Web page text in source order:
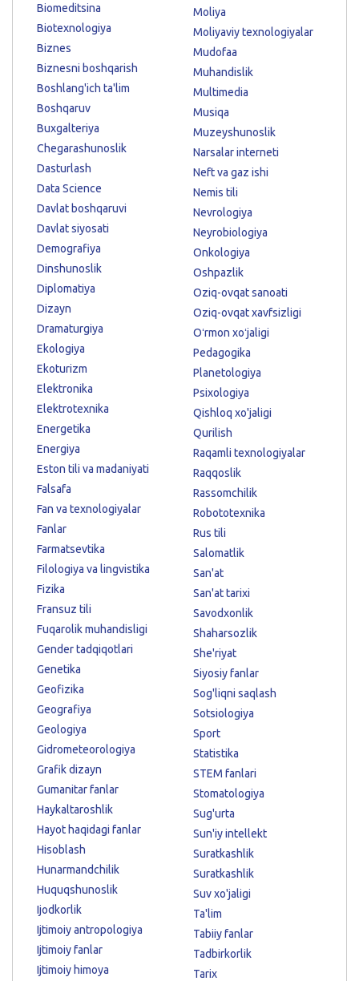
Biomeditsina
Biotexnologiya
Biznes
Biznesni boshqarish
Boshlang'ich ta'lim
Boshqaruv
Buxgalteriya
Chegarashunoslik
Dasturlash
Data Science
Davlat boshqaruvi
Davlat siyosati
Demografiya
Dinshunoslik
Diplomatiya
Dizayn
Dramaturgiya
Ekologiya
Ekoturizm
Elektronika
Elektrotexnika
Energetika
Energiya
Eston tili va madaniyati
Falsafa
Fan va texnologiyalar
Fanlar
Farmatsevtika
Filologiya va lingvistika
Fizika
Fransuz tili
Fuqarolik muhandisligi
Gender tadqiqotlari
Genetika
Geofizika
Geografiya
Geologiya
Gidrometeorologiya
Grafik dizayn
Gumanitar fanlar
Haykaltaroshlik
Hayot haqidagi fanlar
Hisoblash
Hunarmandchilik
Huquqshunoslik
Ijodkorlik
Ijtimoiy antropologiya
Ijtimoiy fanlar
Ijtimoiy himoya
Moliya
Moliyaviy texnologiyalar
Mudofaa
Muhandislik
Multimedia
Musiqa
Muzeyshunoslik
Narsalar interneti
Neft va gaz ishi
Nemis tili
Nevrologiya
Neyrobiologiya
Onkologiya
Oshpazlik
Oziq-ovqat sanoati
Oziq-ovqat xavfsizligi
Oʻrmon xoʻjaligi
Pedagogika
Planetologiya
Psixologiya
Qishloq xo'jaligi
Qurilish
Raqamli texnologiyalar
Raqqoslik
Rassomchilik
Robototexnika
Rus tili
Salomatlik
San'at
San'at tarixi
Savodxonlik
Shaharsozlik
She'riyat
Siyosiy fanlar
Sog'liqni saqlash
Sotsiologiya
Sport
Statistika
STEM fanlari
Stomatologiya
Sug'urta
Sun'iy intellekt
Suratkashlik
Suratkashlik
Suv xo'jaligi
Ta'lim
Tabiiy fanlar
Tadbirkorlik
Tarix